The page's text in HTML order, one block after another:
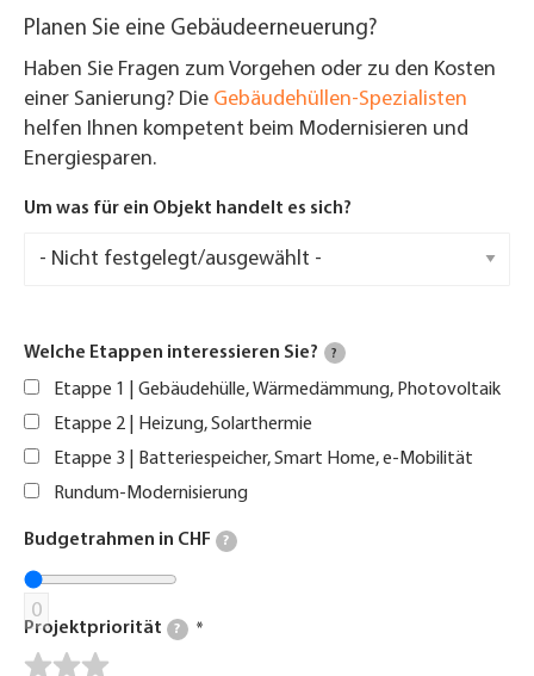
Planen Sie eine Gebäudeerneuerung?
Haben Sie Fragen zum Vorgehen oder zu den Kosten
einer Sanierung? Die Gebäudehüllen-Spezialisten
helfen Ihnen kompetent beim Modernisieren und
Energiesparen.
Um was für ein Objekt handelt es sich?
Welche Etappen interessieren Sie? ?
Etappe 1 | Gebäudehülle, Wärmedämmung, Photovoltaik
Etappe 2 | Heizung, Solarthermie
Etappe 3 | Batteriespeicher, Smart Home, e-Mobilität
Rundum-Modernisierung
Budgetrahmen in CHF ?
0
Projektpriorität ?